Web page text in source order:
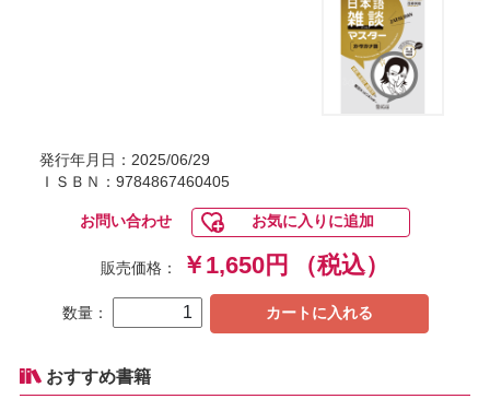
発行年月日：2025/06/29
ＩＳＢＮ：9784867460405
お問い合わせ お気に入りに追加
販売価格： ￥1,650円 （税込）
数量： カートに入れる
おすすめ書籍